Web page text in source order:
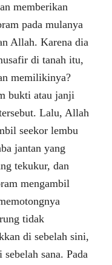
memberikan
pada mulanya
Allah. Karena dia
di tanah itu,
memilikinya?
bukti atau janji
Lalu, Allah
seekor lembu
jantan yang
tekukur, dan
mengambil
tidak
di sebelah sini,
sana. Pada